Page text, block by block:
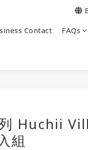
Contact FAQs
Huchii
組